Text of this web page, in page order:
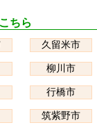
ちら
久留米市
柳川市
行橋市
筑紫野市